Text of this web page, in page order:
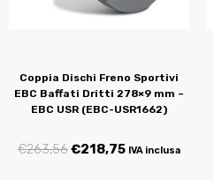
Coppia Dischi Freno Sportivi
EBC Baffati Dritti 278×9 mm –
EBC USR (EBC-USR1662)
€263,56€218,75 IVA inclusa